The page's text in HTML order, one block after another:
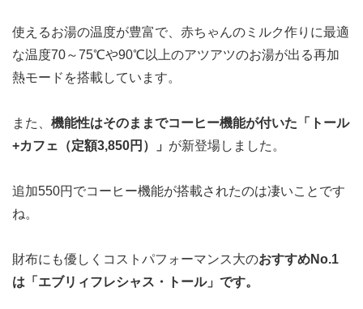
使えるお湯の温度が豊富で、赤ちゃんのミルク作りに最適
な温度70～75℃や90℃以上のアツアツのお湯が出る再加
熱モードを搭載しています。
また、 機能性はそのままでコーヒー機能が付いた「
トール
+カフェ （定額3,850円） 」 が新登場しました。
追加550円でコーヒー機能が搭載されたのは凄いことです
ね。
財布にも優しくコストパフォーマンス大のおすすめNo.1
は「 エブリィフレシャス・トール」です。